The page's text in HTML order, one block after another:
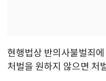
현행법상 반의사불벌죄
처벌을 원하지 않으면 처